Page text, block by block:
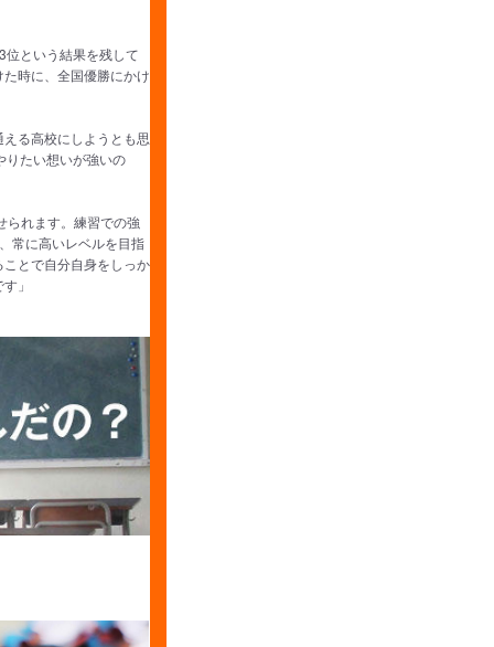
という結果を残して
時に、全国優勝にかけ
る高校にしようとも思
りたい想いが強いの
られます。練習での強
常に高いレベルを目指
とで自分自身をしっか
」